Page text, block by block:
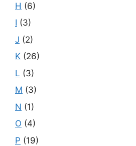
H (6)
I (3)
J (2)
K (26)
L (3)
M (3)
N (1)
O (4)
P (19)